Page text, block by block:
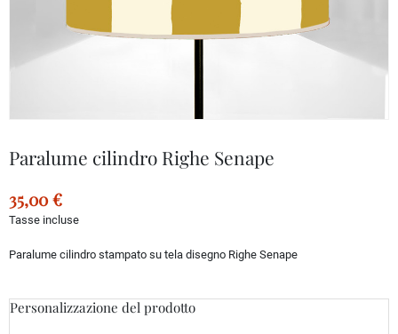
Paralume cilindro Righe Senape
35,00 €
Tasse incluse
Paralume cilindro stampato su tela disegno Righe Senape
Personalizzazione del prodotto